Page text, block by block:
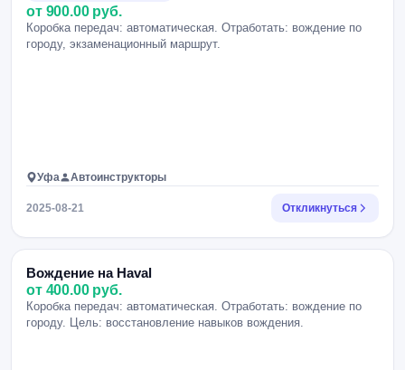
от 900.00 руб.
Коробка передач: автоматическая. Отработать: вождение по
городу, экзаменационный маршрут.
Уфа Автоинструкторы
2025-08-21 Откликнуться
Вождение на Haval
от 400.00 руб.
Коробка передач: автоматическая. Отработать: вождение по
городу. Цель: восстановление навыков вождения.